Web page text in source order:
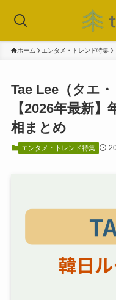
ホーム エンタメ・トレンド特集
Tae Lee（タエ
【2026年最新
相まとめ
エンタメ・トレンド特集